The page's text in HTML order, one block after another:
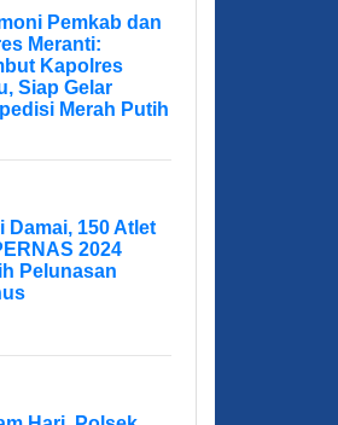
Pemkab dan
Meranti:
Kapolres
Siap Gelar
Merah Putih
Damai, 150 Atlet
2024
Pelunasan